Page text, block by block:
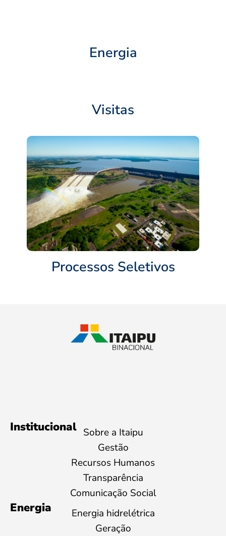
Energia
Visitas
Processos Seletivos
Institucional Sobre a Itaipu
Gestão
Recursos Humanos
Transparência
Comunicação Social
Energia
Energia hidrelétrica
Geração